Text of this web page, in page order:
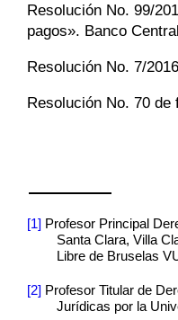
Resolución No. 99/
pagos». Banco
Resolución No. 7/
Resolución No. 70 de
[1] Profesor Principal
Santa Clara, Villa
Libre de Bruselas
[2] Profesor Titular de
Jurídicas por la